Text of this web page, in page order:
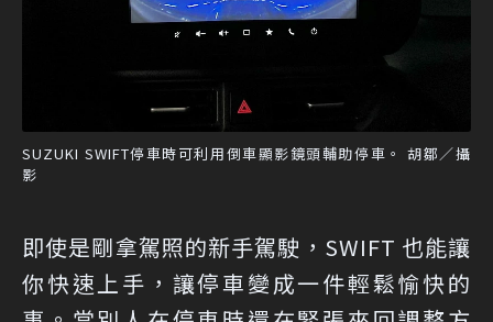
SUZUKI SWIFT停車時可利用倒車顯影鏡頭輔助停車。 胡鄒／攝
影
即使是剛拿駕照的新手駕駛，SWIFT 也能讓
你快速上手，讓停車變成一件輕鬆愉快的